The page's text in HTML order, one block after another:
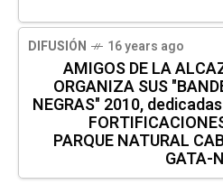
DIFUSIÓN 16 years ago
AMIGOS DE LA
ORGANIZA SUS
NEGRAS" 2010,
PARQUE NATURAL
GATA-